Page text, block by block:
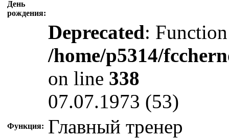
День
рождения:
Deprecated:
/home/p5314/
on line 338
07.07.1973 (53)
Функция: Главный тренер